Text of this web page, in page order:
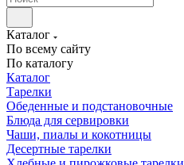
Каталог
По всему сайту
По каталогу
Каталог
Тарелки
Обеденные и подстановочные
Блюда для сервировки
Чаши, пиалы и кокотницы
Десертные тарелки